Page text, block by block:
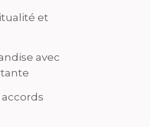
et
avec